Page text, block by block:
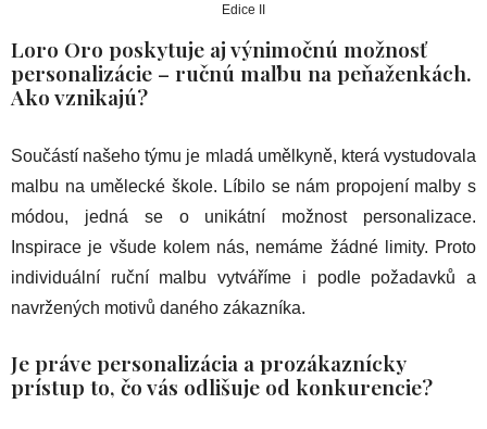
Edice II
Loro Oro poskytuje aj výnimočnú možnosť
personalizácie – ručnú maľbu na peňaženkách.
Ako vznikajú?
Součástí našeho týmu je mladá umělkyně, která vystudovala
malbu na umělecké škole. Líbilo se nám propojení malby s
módou, jedná se o unikátní možnost personalizace.
Inspirace je všude kolem nás, nemáme žádné limity. Proto
individuální ruční malbu vytváříme i podle požadavků a
navržených motivů daného zákazníka.
Je práve personalizácia a prozákaznícky
prístup to, čo vás odlišuje od konkurencie?